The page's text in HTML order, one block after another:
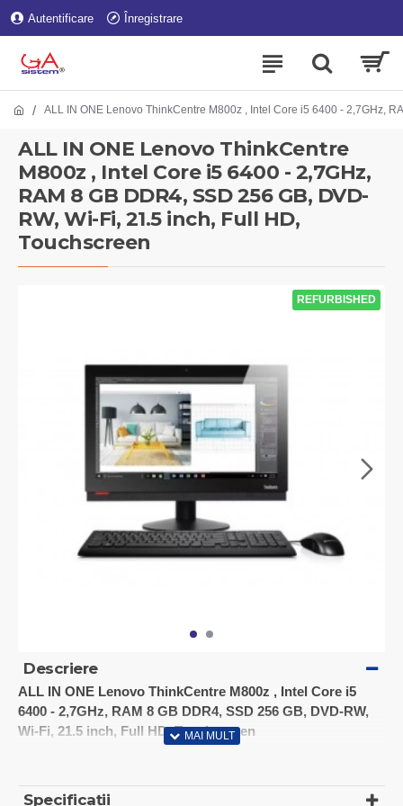
Autentificare Înregistrare
ALL IN ONE Lenovo ThinkCentre M800z , Intel Core i5 6400 - 2,7GHz,
ALL IN ONE Lenovo ThinkCentre
M800z , Intel Core i5 6400 - 2,7GHz,
RAM 8 GB DDR4, SSD 256 GB, DVD-
RW, Wi-Fi, 21.5 inch, Full HD,
Touchscreen
REFURBISHED
Descriere
ALL IN ONE Lenovo ThinkCentre M800z , Intel Core i5
6400 - 2,7GHz, RAM 8 GB DDR4, SSD 256 GB, DVD-RW,
Wi-Fi, 21.5 inch, Full HD, Touchscreen
Diagonala (inch): 21.5
Specificații